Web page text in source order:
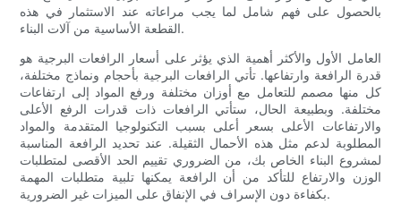
بالحصول على فهم شامل لما يجب مراعاته عند الاستثمار في هذه
القطعة الأساسية من آلات البناء.
العامل الأول والأكثر أهمية الذي يؤثر على أسعار الرافعات البرجية هو
قدرة الرافعة وارتفاعها. تأتي الرافعات البرجية بأحجام ونماذج مختلفة،
كل منها مصمم للتعامل مع أوزان مختلفة ورفع المواد إلى ارتفاعات
مختلفة. وبطبيعة الحال، ستأتي الرافعات ذات قدرات الرفع الأعلى
والارتفاعات الأعلى بسعر أعلى بسبب التكنولوجيا المتقدمة والمواد
المطلوبة لدعم مثل هذه الأحمال الثقيلة. عند تحديد الرافعة المناسبة
لمشروع البناء الخاص بك، من الضروري تقييم الحد الأقصى لمتطلبات
الوزن والارتفاع للتأكد من أن الرافعة يمكنها تلبية متطلبات المهمة
بكفاءة دون الإسراف في الإنفاق على الميزات غير الضرورية.